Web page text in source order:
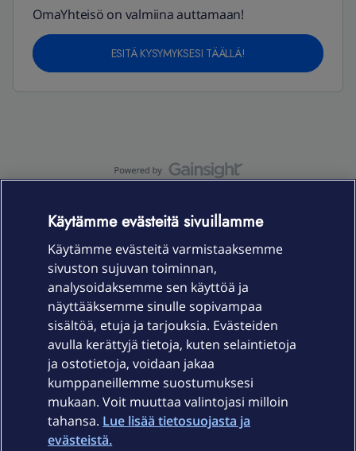
OmaYhteisö on valmiina auttamaan!
ESITÄ KYSYMYKSESI TÄÄLLÄ!
Laitteet & liittymät
Palvelut
Ajankohtaista
Käytämme evästeitä sivuillamme
Käytämme evästeitä varmistaaksemme
sivuston sujuvan toiminnan,
analysoidaksemme sen käyttöä ja
näyttääksemme sinulle sopivampaa
sisältöä, etuja ja tarjouksia. Evästeiden
avulla kerättyjä tietoja, kuten selaintietoja
ja ostotietoja, voidaan jakaa
kumppaneillemme suostumuksesi
mukaan. Voit muuttaa valintojasi milloin
tahansa. Lue lisää tietosuojasta ja
evästeistä.